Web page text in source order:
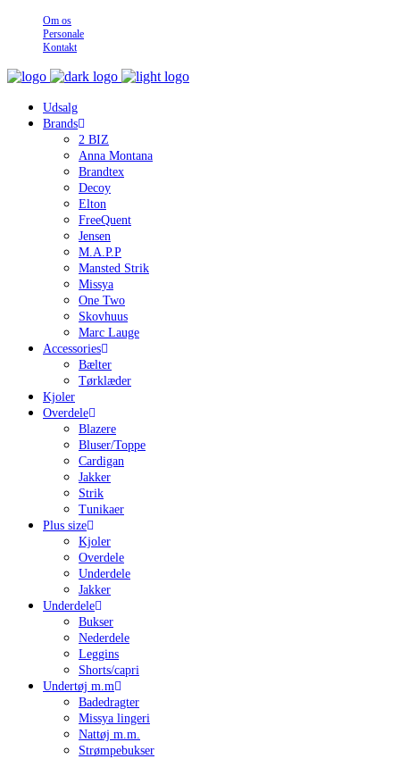
Om os
Personale
Kontakt
Udsalg
Brands
2 BIZ
Anna Montana
Brandtex
Decoy
Elton
FreeQuent
Jensen
M.A.P.P
Mansted Strik
Missya
One Two
Skovhuus
Marc Lauge
Accessories
Bælter
Tørklæder
Kjoler
Overdele
Blazere
Bluser/Toppe
Cardigan
Jakker
Strik
Tunikaer
Plus size
Kjoler
Overdele
Underdele
Jakker
Underdele
Bukser
Nederdele
Leggins
Shorts/capri
Undertøj m.m
Badedragter
Missya lingeri
Nattøj m.m.
Strømpebukser